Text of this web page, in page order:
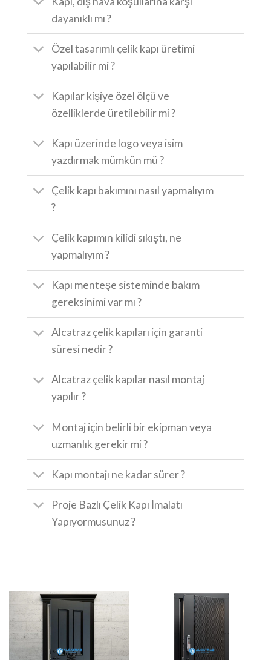
dayanıklı mı ?
Özel tasarımlı çelik kapı üretimi
yapılabilir mi ?
Kapılar kişiye özel ölçü ve
özelliklerde üretilebilir mi ?
Kapı üzerinde logo veya isim
yazdırmak mümkün mü ?
Çelik kapı bakımını nasıl yapmalıyım
?
Çelik kapımın kilidi sıkıştı, ne
yapmalıyım ?
Kapı menteşe sisteminde bakım
gereksinimi var mı ?
Alcatraz çelik kapıları için garanti
süresi nedir ?
Alcatraz çelik kapılar nasıl montaj
yapılır ?
Montaj için belirli bir ekipman veya
uzmanlık gerekir mi ?
Kapı montajı ne kadar sürer ?
Proje Bazlı Çelik Kapı İmalatı
Yapıyormusunuz ?